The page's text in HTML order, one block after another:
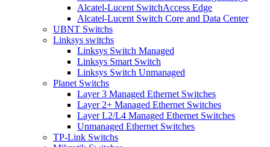
Alcatel-Lucent SwitchAccess Edge
Alcatel-Lucent Switch Core and Data Center
UBNT Switchs
Linksys switchs
Linksys Switch Managed
Linksys Smart Switch
Linksys Switch Unmanaged
Planet Switchs
Layer 3 Managed Ethernet Switches
Layer 2+ Managed Ethernet Switches
Layer L2/L4 Managed Ethernet Switches
Unmanaged Ethernet Switches
TP-Link Switchs